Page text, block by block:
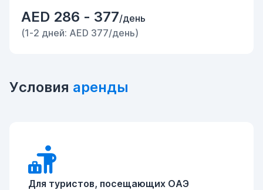
AED 286 - 377/день
(1-2 дней: AED 377/день)
Условия аренды
Для туристов, посещающих ОАЭ